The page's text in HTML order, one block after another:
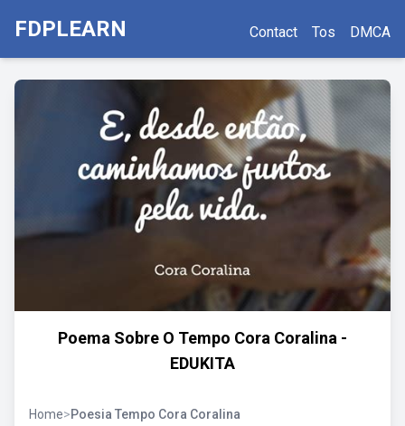
FDPLEARN Contact Tos DMCA
Poema Sobre O Tempo Cora Coralina -
EDUKITA
Home>Poesia Tempo Cora Coralina